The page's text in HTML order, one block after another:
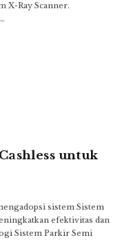
X-Ray Scanner.
untuk
sistem Sistem
efektivitas dan
Sistem Parkir Semi